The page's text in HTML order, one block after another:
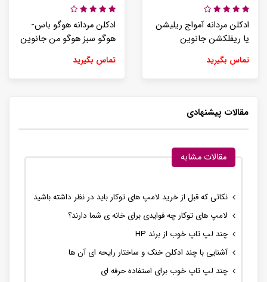
ادکلن مردانه هوگو باس-
هوگو سبز هوگو من جانوین
تماس بگیرید
ادکلن مردانه آمواج ریلیشن
یا ریفلکشن جانوین
تماس بگیرید
مقالات پیشنهادی
مقالات مشابه
نکاتی که قبل از خرید لامپ های توکار باید در نظر داشته باشید
لامپ های توکار چه فوایدی برای خانه ی شما دارند؟
چند لپ تاپ خوب از برند HP
آشنایی با چند ادکلن خنک و ساختار رایحه ای آن ها
چند لپ تاپ خوب برای استفاده حرفه ای